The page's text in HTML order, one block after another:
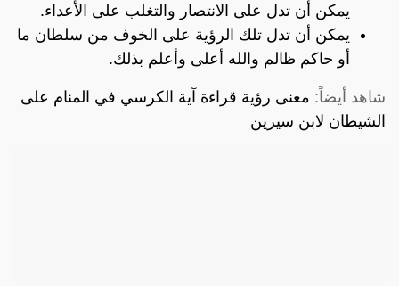
يمكن أن تدل على الانتصار والتغلب على الأعداء.
يمكن أن تدل تلك الرؤية على الخوف من سلطان ما
أو حاكم ظالم والله أعلى وأعلم بذلك.
شاهد أيضاً: معنى رؤية قراءة آية الكرسي في المنام على
الشيطان لابن سيرين